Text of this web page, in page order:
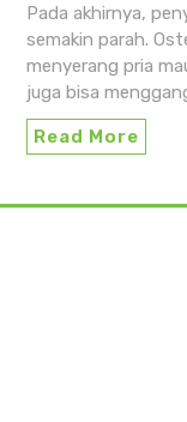
Pada akhirnya,
semakin parah.
menyerang pria
juga bisa
Read More